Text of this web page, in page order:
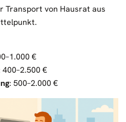
Transport von Hausrat aus
€
400–2.500 €
: 500–2.000 €